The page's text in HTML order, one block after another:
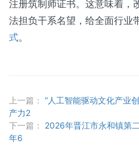
注册筑制师证书。这意味着，
法担负干系名望，给全面行业
式。
上一篇： “人工智能驱动文化产业
产力2
下一篇：
2026年晋江市永和镇第
年6